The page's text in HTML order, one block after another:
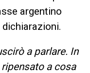
argentino
a parlare. In
a cosa